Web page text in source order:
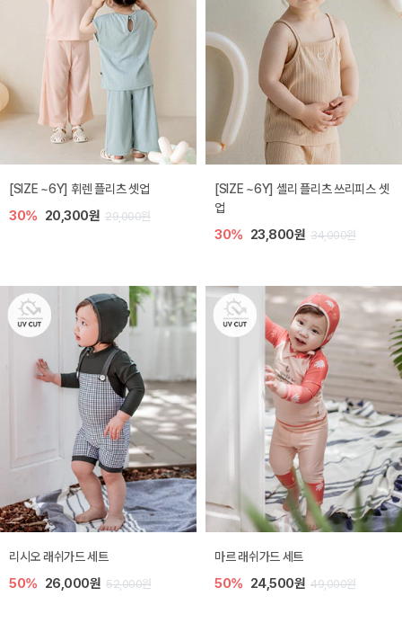
[SIZE ~6Y] 휘렌 플리츠 셋업
30% 20,300원 29,000원
[SIZE ~6Y] 셸리 플리츠 쓰리피스 셋
업
30% 23,800원 34,000원
리시오 래쉬가드 세트
50% 26,000원 52,000원
마르 래쉬가드 세트
50% 24,500원 49,000원